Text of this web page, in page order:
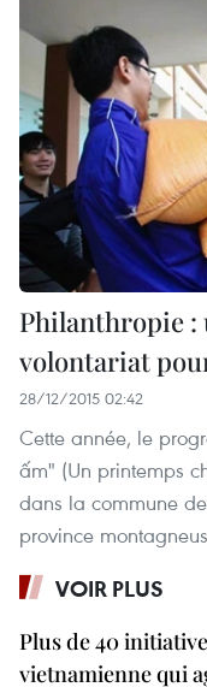
Philanthropie :
volontariat
28/12/2015 02:42
Cette année, le
ấm" (Un printemps
dans la commune
province
VOIR PLUS
Plus de 40
vietnamienne qui